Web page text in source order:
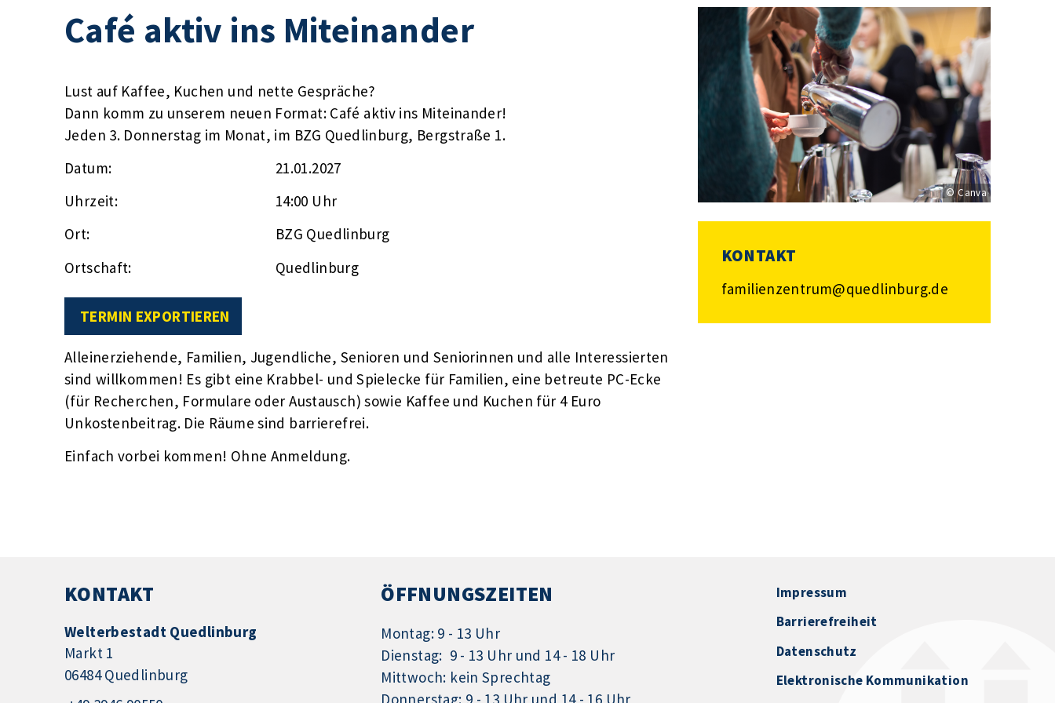
Café aktiv ins Miteinander
Lust auf Kaffee, Kuchen und nette Gespräche?
Dann komm zu unserem neuen Format: Café aktiv ins Miteinander!
Jeden 3. Donnerstag im Monat, im BZG Quedlinburg, Bergstraße 1.
Datum:
21.01.2027
Uhrzeit:
14:00 Uhr
Ort:
BZG Quedlinburg
Ortschaft:
Quedlinburg
TERMIN EXPORTIEREN
Alleinerziehende, Familien, Jugendliche, Senioren und Seniorinnen und alle Interessierten
sind willkommen! Es gibt eine Krabbel- und Spielecke für Familien, eine betreute PC-Ecke
(für Recherchen, Formulare oder Austausch) sowie Kaffee und Kuchen für 4 Euro
Unkostenbeitrag. Die Räume sind barrierefrei.
Einfach vorbei kommen! Ohne Anmeldung.
© Canva
KONTAKT
familienzentrum@quedlinburg.de
KONTAKT
Welterbestadt Quedlinburg
Markt 1
06484 Quedlinburg
ÖFFNUNGSZEITEN
Montag: 9 - 13 Uhr
Dienstag: 9 - 13 Uhr und 14 - 18 Uhr
Mittwoch: kein Sprechtag
Impressum
Barrierefreiheit
Datenschutz
Elektronische Kommunikation